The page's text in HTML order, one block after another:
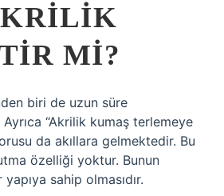
MI?
biri de uzun süre
“Akrilik kumaş terlemeye
da akıllara gelmektedir. Bu
özelliği yoktur. Bunun
sahip olmasıdır.